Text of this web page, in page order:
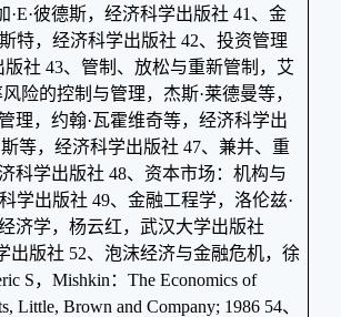
彼德斯，经济科学出版社 41、金
特，经济科学出版社 42、投资管理
社 43、管制、放松与重新管制，艾
险的控制与管理，杰斯·莱德曼等，
理，约翰·瓦霍维奇等，经济科学出
等，经济科学出版社 47、兼并、重
科学出版社 48、资本市场：机构与
学出版社 49、金融工程学，洛伦兹·
济学，杨云红，武汉大学出版社
出版社 52、泡沫经济与金融危机，徐
S，Mishkin：The Economics of
Little, Brown and Company; 1986 54、